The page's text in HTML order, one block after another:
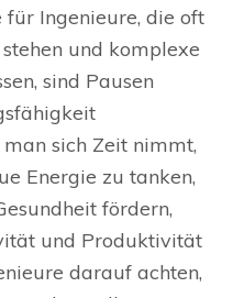
für Ingenieure, die oft
und komplexe
sind Pausen
sich Zeit nimmt,
Energie zu tanken,
fördern,
und Produktivität
darauf achten,